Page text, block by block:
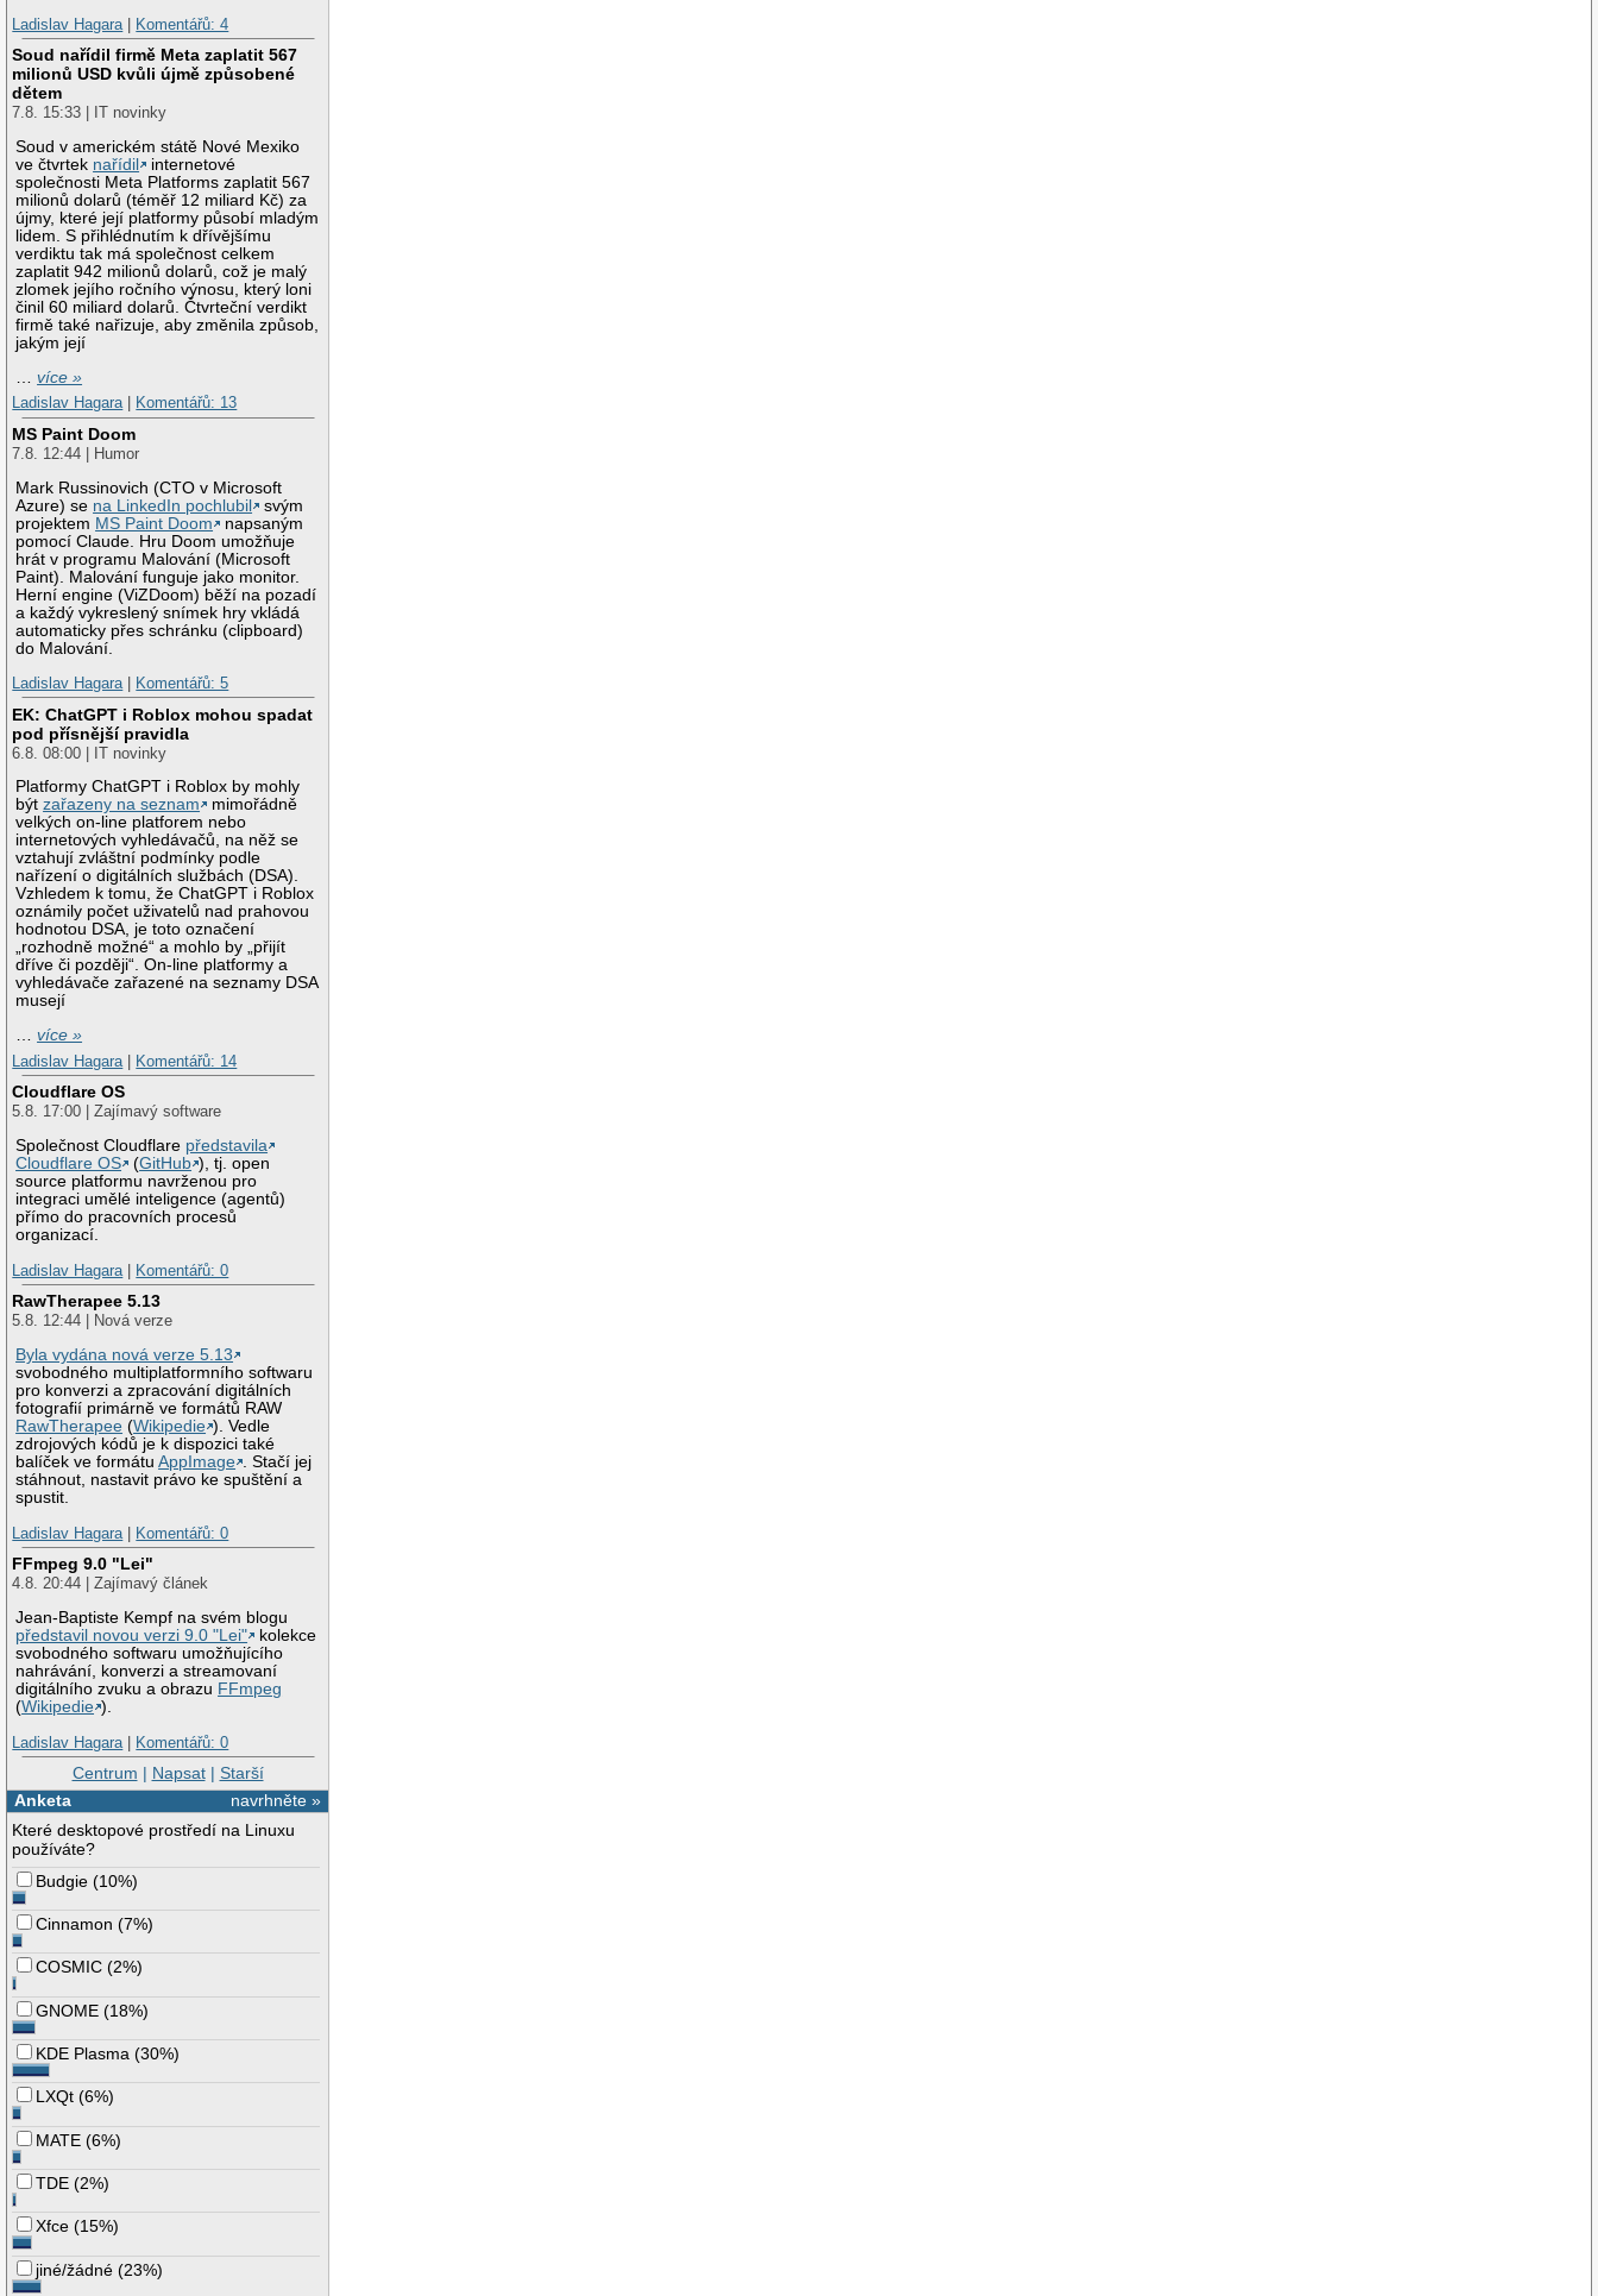
Ladislav Hagara
Komentářů: 4
Soud nařídil firmě Meta zaplatit 567
milionů USD kvůli újmě způsobené
dětem
7.8. 15:33 | IT novinky
Soud v americkém státě Nové Mexiko
ve čtvrtek nařídil
internetové
společnosti Meta Platforms zaplatit 567
milionů dolarů (téměř 12 miliard Kč) za
újmy, které její platformy působí mladým
lidem. S přihlédnutím k dřívějšímu
verdiktu tak má společnost celkem
zaplatit 942 milionů dolarů, což je malý
zlomek jejího ročního výnosu, který loni
činil 60 miliard dolarů. Čtvrteční verdikt
firmě také nařizuje, aby změnila způsob,
jakým její
…více »
Ladislav Hagara| Komentářů: 13
MS Paint Doom
7.8. 12:44 | Humor
Mark Russinovich (CTO v Microsoft
Azure) se na LinkedIn pochlubil
svým
projektem MS Paint Doom
napsaným
pomocí Claude. Hru Doom umožňuje
hrát v programu Malování (Microsoft
Paint). Malování funguje jako monitor.
Herní engine (ViZDoom) běží na pozadí
a každý vykreslený snímek hry vkládá
automaticky přes schránku (clipboard)
do Malování.
Ladislav Hagara| Komentářů: 5
EK: ChatGPT i Roblox mohou spadat
pod přísnější pravidla
6.8. 08:00 | IT novinky
Platformy ChatGPT i Roblox by mohly
býtzařazeny na seznam
mimořádně
velkých on-line platforem nebo
internetových vyhledávačů, na něž se
vztahují zvláštní podmínky podle
nařízení o digitálních službách (DSA).
Vzhledem k tomu, že ChatGPT i Roblox
oznámily počet uživatelů nad prahovou
hodnotou DSA, je toto označení
„rozhodně možné“ a mohlo by „přijít
dříve či později“. On-line platformy a
vyhledávače zařazené na seznamy DSA
musejí
…více »
Ladislav Hagara | Komentářů: 14
Cloudflare OS
5.8. 17:00 | Zajímavý software
Společnost Cloudflare představila
Cloudflare OS
(GitHub ), tj. open
source platformu navrženou pro
integraci umělé inteligence (agentů)
přímo do pracovních procesů
organizací.
Ladislav Hagara | Komentářů: 0
RawTherapee 5.13
5.8. 12:44 | Nová verze
Byla vydána nová verze 5.13
svobodného multiplatformního softwaru
pro konverzi a zpracování digitálních
fotografií primárně ve formátů RAW
RawTherapee (Wikipedie ). Vedle
zdrojových kódů je k dispozici také
balíček ve formátuAppImage
. Stačí jej
stáhnout, nastavit právo ke spuštění a
spustit.
Ladislav Hagara | Komentářů: 0
FFmpeg 9.0 "Lei"
4.8. 20:44 | Zajímavý článek
Jean-Baptiste Kempf na svém blogu
představil novou verzi 9.0 "Lei"
kolekce
svobodného softwaru umožňujícího
nahrávání, konverzi a streamovaní
digitálního zvuku a obrazu FFmpeg
(Wikipedie ).
Ladislav Hagara | Komentářů: 0
Centrum | Napsat| Starší
navrhněte »
Anketa
Které desktopové prostředí na Linuxu
používáte?
Budgie (10%)
Cinnamon (7%)
COSMIC (2%)
GNOME (18%)
KDE Plasma (30%)
LXQt (6%)
MATE (6%)
TDE (2%)
Xfce (15%)
jiné/žádné (23%)